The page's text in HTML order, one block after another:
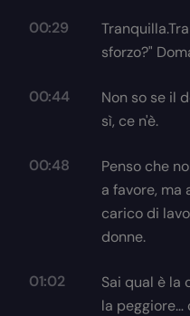
00:29
sforzo?"
00:44
Non so se il
sì, ce n'è.
00:48
Penso che
a favore, ma
carico di
donne.
01:02
Sai qual è la
la peggiore…